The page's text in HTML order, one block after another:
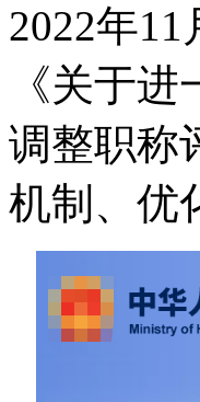
2022年
《关于
调整职称
机制、优